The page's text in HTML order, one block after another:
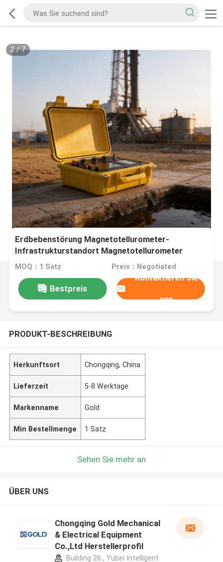
2/7
Erdbebenstörung Magnetotellurometer-
Infrastrukturstandort Magnetotellurometer
MOQ：1 Satz Preis：Negotiated
Bestpreis
Kontaktieren Sie
uns
PRODUKT-BESCHREIBUNG
Herkunftsort Chongqing, China
Lieferzeit 5-8 Werktage
Markenname Gold
Min Bestellmenge 1 Satz
Sehen Sie mehr an
ÜBER UNS
Chongqing Gold Mechanical
& Electrical Equipment
Co.,Ltd Herstellerprofil
Building 26 , Yubei Intelligent